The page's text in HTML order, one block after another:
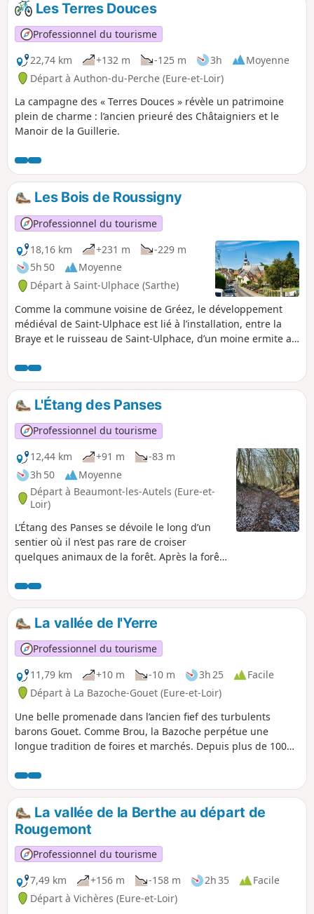
Les Terres Douces
Professionnel du tourisme
22,74 km
+132 m -125 m 3h
Moyenne
Départ à Authon-du-Perche (Eure-et-Loir)
La campagne des « Terres Douces » révèle un patrimoine
plein de charme : l’ancien prieuré des Châtaigniers et le
Manoir de la Guillerie.
Les Bois de Roussigny
Professionnel du tourisme
18,16 km
+231 m
-229 m
5h 50
Moyenne
Départ à Saint-Ulphace (Sarthe)
Comme la commune voisine de Gréez, le développement
médiéval de Saint-Ulphace est lié à l’installation, entre la
Braye et le ruisseau de Saint-Ulphace, d’un moine ermite au
défrichement des terres alentours et à l’installation de
populations christianisées, puis à la création de la paroisse
dont la première mention date de 802.
L'Étang des Panses
Professionnel du tourisme
12,44 km
+91 m
-83 m
3h 50
Moyenne
Départ à Beaumont-les-Autels (Eure-et-
Loir)
L’Étang des Panses se dévoile le long d’un
sentier où il n’est pas rare de croiser
quelques animaux de la forêt. Après la forêt,
percheronnes au verger conservatoire de
Miermaigne ; à la mi-novembre vous
pourrez participer à la Fête de la Pomme.
La vallée de l'Yerre
Professionnel du tourisme
11,79 km
+10 m -10 m 3h 25
Facile
Départ à La Bazoche-Gouet (Eure-et-Loir)
Une belle promenade dans l’ancien fief des turbulents
barons Gouet. Comme Brou, la Bazoche perpétue une
longue tradition de foires et marchés. Depuis plus de 100
poulains percherons.
La vallée de la Berthe au départ de
Rougemont
Professionnel du tourisme
7,49 km
+156 m -158 m 2h 35
Facile
Départ à Vichères (Eure-et-Loir)